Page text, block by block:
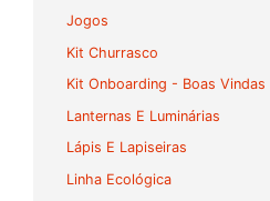
Jogos
Kit Churrasco
Kit Onboarding - Boas Vindas
Lanternas E Luminárias
Lápis E Lapiseiras
Linha Ecológica